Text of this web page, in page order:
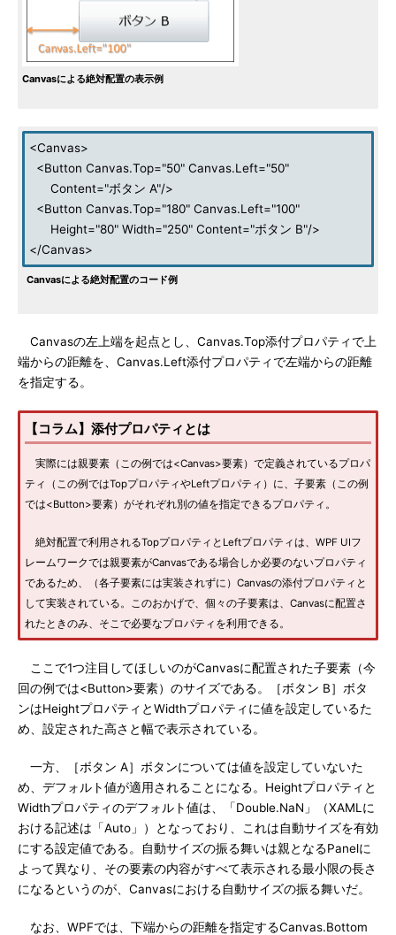
Canvasによる絶対配置の表示例
<Canvas>
<Button Canvas.Top="50" Canvas.Left="50"
Content="ボタン A"/>
<Button Canvas.Top="180" Canvas.Left="100"
Height="80" Width="250" Content="ボタン B"/>
</Canvas>
Canvasによる絶対配置のコード例
Canvasの左上端を起点とし、Canvas.Top添付プロパティで上
端からの距離を、Canvas.Left添付プロパティで左端からの距離
を指定する。
【コラム】添付プロパティとは
実際には親要素（この例では<Canvas>要素）で定義されているプロパ
ティ（この例ではTopプロパティやLeftプロパティ）に、子要素（この例
では<Button>要素）がそれぞれ別の値を指定できるプロパティ。
絶対配置で利用されるTopプロパティとLeftプロパティは、WPF UIフ
レームワークでは親要素がCanvasである場合しか必要のないプロパティ
であるため、（各子要素には実装されずに）Canvasの添付プロパティと
して実装されている。このおかげで、個々の子要素は、Canvasに配置さ
れたときのみ、そこで必要なプロパティを利用できる。
ここで1つ注目してほしいのがCanvasに配置された子要素（今
回の例では<Button>要素）のサイズである。［ボタン B］ボタ
ンはHeightプロパティとWidthプロパティに値を設定しているた
め、設定された高さと幅で表示されている。
一方、［ボタン A］ボタンについては値を設定していないた
め、デフォルト値が適用されることになる。Heightプロパティと
Widthプロパティのデフォルト値は、「Double.NaN」（XAMLに
おける記述は「Auto」）となっており、これは自動サイズを有効
にする設定値である。自動サイズの振る舞いは親となるPanelに
よって異なり、その要素の内容がすべて表示される最小限の長さ
になるというのが、Canvasにおける自動サイズの振る舞いだ。
なお、WPFでは、下端からの距離を指定するCanvas.Bottom